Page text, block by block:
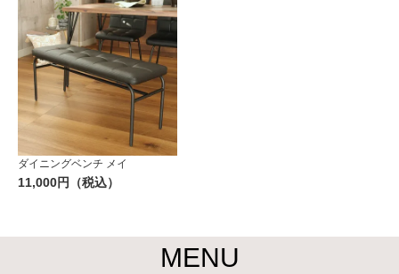
ダイニングベンチ メイ
11,000円（税込）
MENU